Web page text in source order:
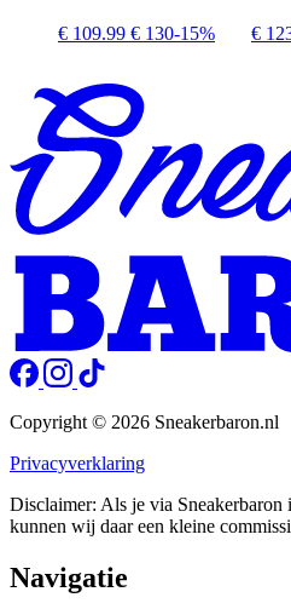
€ 109.99 € 130-15% €
Copyright © 2026 Sneakerbaron.nl
Privacyverklaring
Disclaimer: Als je via Sneakerbaron
kunnen wij daar een kleine
Navigatie